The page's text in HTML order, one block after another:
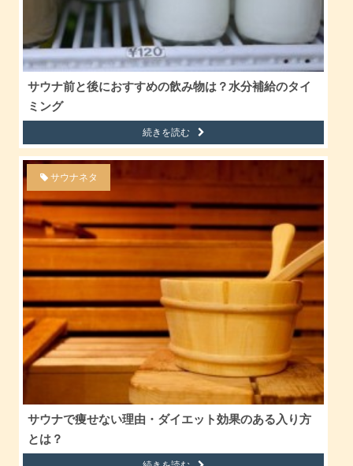
サウナ前と後におすすめの飲み物は？水分補給のタイ
ミング
続きを読む
サウナネタ
サウナで痩せない理由・ダイエット効果のある入り方
とは？